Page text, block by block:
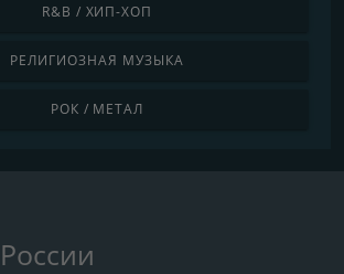
R&B / ХИП-ХОП
РЕЛИГИОЗНАЯ МУЗЫКА
РОК / МЕТАЛ